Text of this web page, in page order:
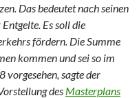
Das bedeutet nach seinen
Es soll die
fördern. Die Summe
kommen und sei so im
sagte der
des Masterplans